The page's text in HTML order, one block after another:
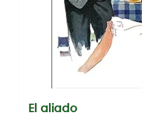
El aliado